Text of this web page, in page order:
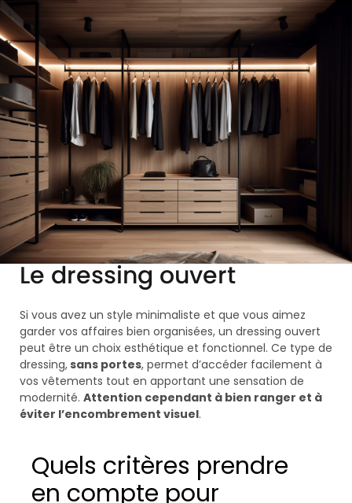
Le dressing ouvert
Si vous avez un style minimaliste et que vous aimez
garder vos affaires bien organisées, un dressing ouvert
peut être un choix esthétique et fonctionnel. Ce type de
dressing,sans portes, permet d’accéder facilement à
vos vêtements tout en apportant une sensation de
modernité. Attention cependant à bien ranger et à
éviter l’encombrement visuel.
Quels critères prendre
en compte pour